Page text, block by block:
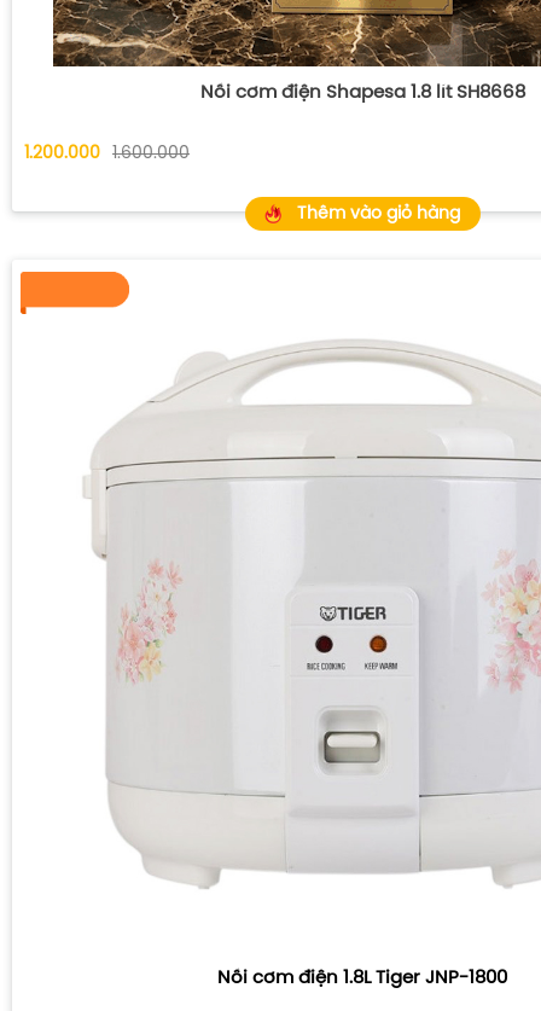
Nồi cơm điện Shapesa 1.8 lít SH8668
1.200.000 1.600.000
Thêm vào giỏ hàng
Nồi cơm điện 1.8L Tiger JNP-1800